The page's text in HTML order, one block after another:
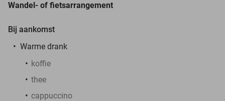
Wandel- of fietsarrangement
Bij aankomst
Warme drank
koffie
thee
cappuccino